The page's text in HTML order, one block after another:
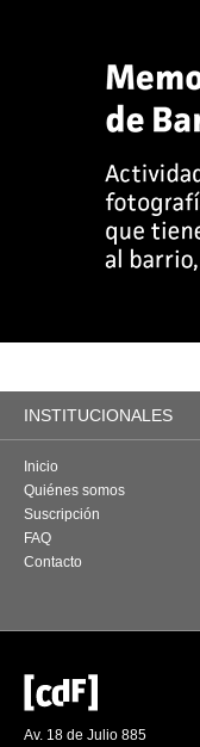
INSTITUCIONALES
Inicio
Quiénes somos
Suscripción
FAQ
Contacto
Av. 18 de Julio 885